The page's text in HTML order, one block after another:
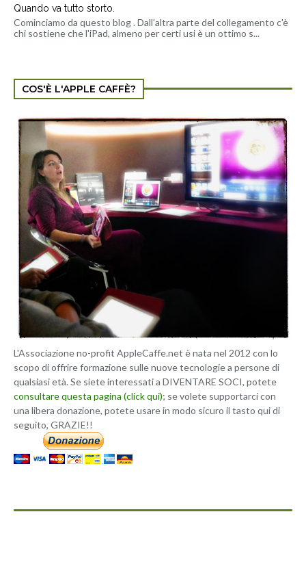
Quando va tutto storto.
Cominciamo da questo blog . Dall'altra parte del collegamento c'è
chi sostiene che l'iPad, almeno per certi usi è un ottimo s...
COS'È L'APPLE CAFFÈ?
L'Associazione no-profit AppleCaffe.net è nata nel 2012 con lo
scopo di offrire formazione sulle nuove tecnologie a persone di
qualsiasi età. Se siete interessati a DIVENTARE SOCI, potete
consultare questa pagina (click qui); se volete supportarci con
una libera donazione, potete usare in modo sicuro il tasto qui di
seguito, GRAZIE!!